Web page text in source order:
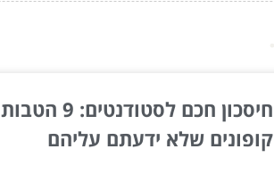
חיסכון חכם לסטודנטים: 9 הטבות
קופונים שלא ידעתם עליהם